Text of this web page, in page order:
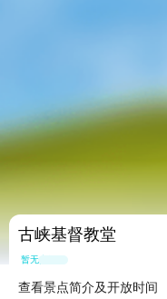
古峡基督教堂
暂无点评
查看景点简介及开放时间